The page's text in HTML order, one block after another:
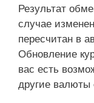
Результат
случае
пересчитан в
Обновление
вас есть
другие